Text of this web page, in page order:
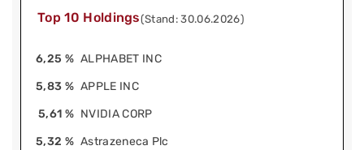
Top 10 Holdings(Stand: 30.06.2026)
6,25 % ALPHABET INC
5,83 % APPLE INC
5,61 % NVIDIA CORP
5,32 % Astrazeneca Plc